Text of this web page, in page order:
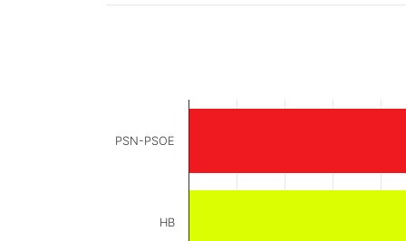
PSN-PSOE
HB